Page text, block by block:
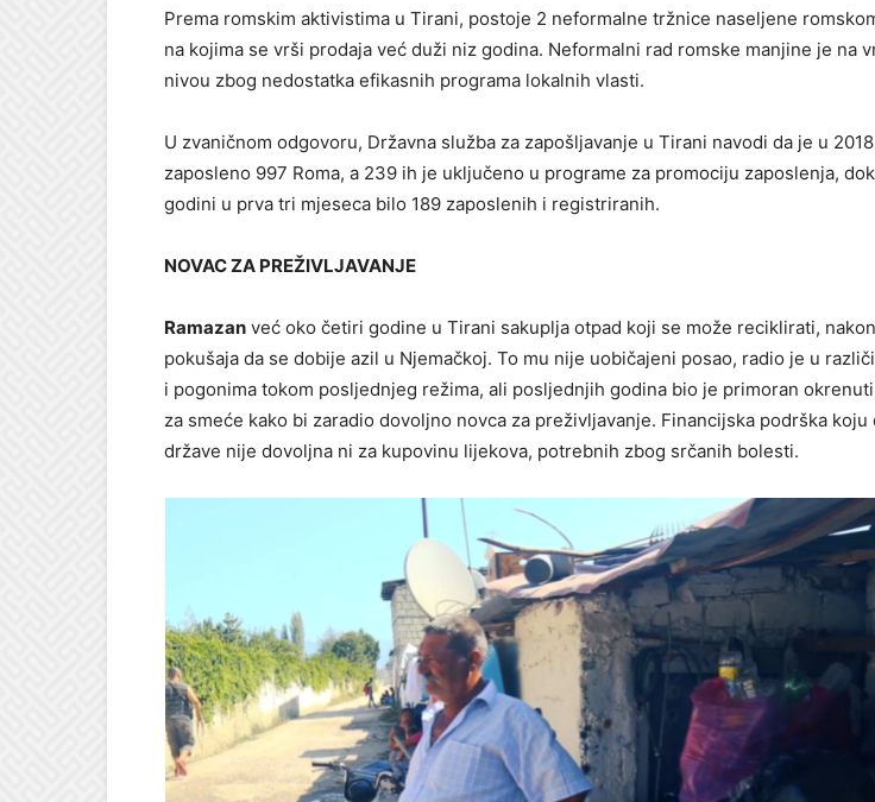
Prema romskim aktivistima u Tirani, postoje 2 neformalne tržnice naseljene
na kojima se vrši prodaja već duži niz godina. Neformalni rad romske manjine je na
nivou zbog nedostatka efikasnih programa lokalnih vlasti.
U zvaničnom odgovoru, Državna služba za zapošljavanje u Tirani navodi da je u
zaposleno 997 Roma, a 239 ih je uključeno u programe za promociju zaposlenja,
godini u prva tri mjeseca bilo 189 zaposlenih i registriranih.
NOVAC ZA PREŽIVLJAVANJE
Ramazan već oko četiri godine u Tirani sakuplja otpad koji se može reciklirati,
pokušaja da se dobije azil u Njemačkoj. To mu nije uobičajeni posao, radio je u
i pogonima tokom posljednjeg režima, ali posljednjih godina bio je primoran
za smeće kako bi zaradio dovoljno novca za preživljavanje. Financijska podrška koju
države nije dovoljna ni za kupovinu lijekova, potrebnih zbog srčanih bolesti.